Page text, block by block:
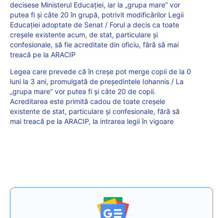
decisese Ministerul Educației, iar la „grupa mare” vor
putea fi și câte 20 în grupă, potrivit modificărilor Legii
Educației adoptate de Senat / Forul a decis ca toate
creșele existente acum, de stat, particulare și
confesionale, să fie acreditate din oficiu, fără să mai
treacă pe la ARACIP
Legea care prevede că în creșe pot merge copii de la 0
luni la 3 ani, promulgată de președintele Iohannis / La
„grupa mare” vor putea fi și câte 20 de copii.
Acreditarea este primită cadou de toate creșele
existente de stat, particulare și confesionale, fără să
mai treacă pe la ARACIP, la intrarea legii în vigoare